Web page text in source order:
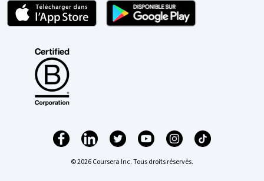
© 2026 Coursera Inc. Tous droits réservés.